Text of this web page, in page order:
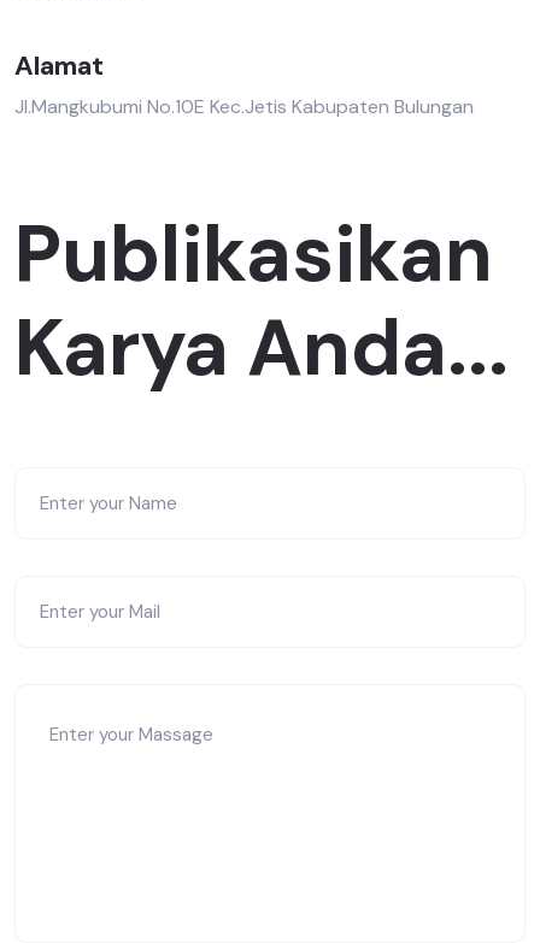
Alamat
Jl.Mangkubumi No.10E Kec.Jetis Kabupaten Bulungan
Publikasikan
Karya Anda...